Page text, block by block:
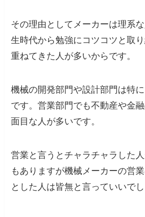
その理由としてメーカーは理系
生時代から勉強にコツコツと取
重ねてきた人が多いからです。
機械の開発部門や設計部門は特
です。営業部門でも不動産や金
面目な人が多いです。
営業と言うとチャラチャラした
もありますが機械メーカーの営
とした人は皆無と言っていいでし